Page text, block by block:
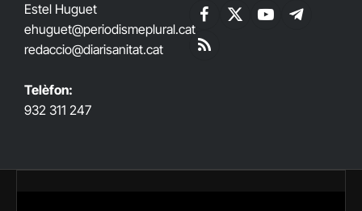
Estel Huguet
ehuguet@periodismeplural.cat
redaccio@diarisanitat.cat
Telèfon:
932 311 247
Facebook
X
YouTubeTelegram
RSS